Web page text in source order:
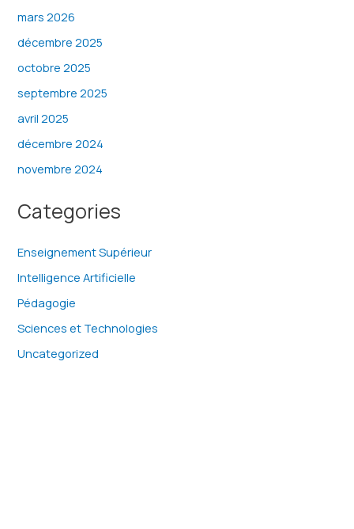
mars 2026
décembre 2025
octobre 2025
septembre 2025
avril 2025
décembre 2024
novembre 2024
Categories
Enseignement Supérieur
Intelligence Artificielle
Pédagogie
Sciences et Technologies
Uncategorized